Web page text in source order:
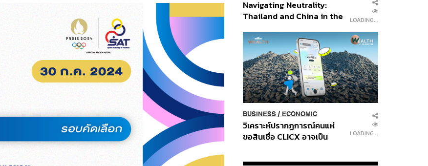
Navigating Neutrality:
Thailand and China in the
Order
LOADING...
BUSINESS/ ECONOMIC
วิเคราะห์ปรากฏการณ์คนแห่
ขอสินเชื่อ CLICX อาจเป็น
ปัญหาหนี้ครัวเรือนไทยที่ถูกซุก
LOADING...